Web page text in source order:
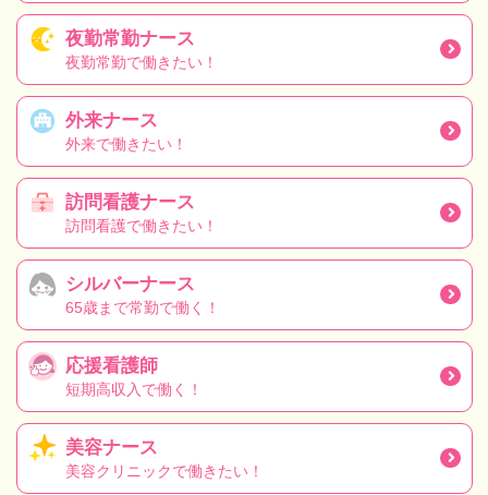
夜勤常勤ナース
夜勤常勤で働きたい！
外来ナース
外来で働きたい！
訪問看護ナース
訪問看護で働きたい！
シルバーナース
65歳まで常勤で働く！
応援看護師
短期高収入で働く！
美容ナース
美容クリニックで働きたい！